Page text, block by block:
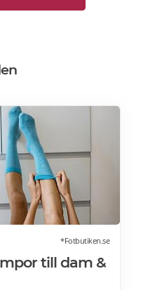
*Fotbutiken.se
till dam &